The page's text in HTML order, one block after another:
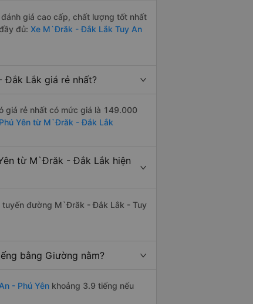
giá cao cấp, chất lượng tốt nhất
đủ: Xe M`Đrăk - Đắk Lắk Tuy An
Đắk Lắk giá rẻ nhất?
giá rẻ nhất có mức giá là 149.000
Yên từ M`Đrăk - Đắk Lắk
từ M`Đrăk - Đắk Lắk hiện
tuyến đường M`Đrăk - Đắk Lắk - Tuy
bằng Giường nằm?
- Phú Yên khoảng 3.9 tiếng nếu